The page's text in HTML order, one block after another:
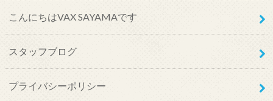
こんにちはVAX SAYAMAです
スタッフブログ
プライバシーポリシー